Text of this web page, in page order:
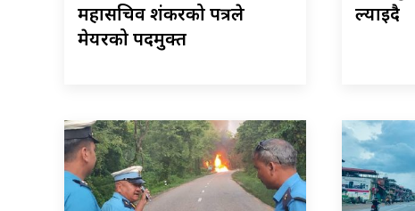
महासचिव शंकरको पत्रले
मेयरको पदमुक्त
ल्याइदै